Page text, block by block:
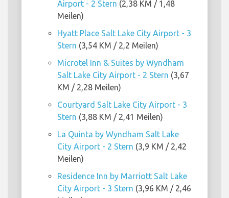
Airport - 2 Stern (2,38 KM / 1,48
Meilen)
Hyatt Place Salt Lake City Airport - 3
Stern (3,54 KM / 2,2 Meilen)
Microtel Inn & Suites by Wyndham
Salt Lake City Airport - 2 Stern (3,67
KM / 2,28 Meilen)
Courtyard Salt Lake City Airport - 3
Stern (3,88 KM / 2,41 Meilen)
La Quinta by Wyndham Salt Lake
City Airport - 2 Stern (3,9 KM / 2,42
Meilen)
Residence Inn by Marriott Salt Lake
City Airport - 3 Stern (3,96 KM / 2,46